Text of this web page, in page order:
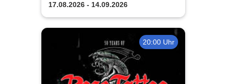
17.08.2026 - 14.09.2026
20:00 Uhr